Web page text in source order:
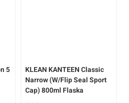
5 KLEAN KANTEENClassic
Narrow (W/Flip Seal Sport
Cap) 800ml Flaska